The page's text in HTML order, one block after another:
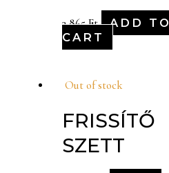
3,865Ft
ADD TO
CART
Out of stock
FRISSÍTŐ
SZETT